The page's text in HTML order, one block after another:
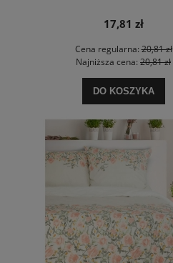
17,81 zł
Cena regularna:20,81 zł
Najniższa cena: 20,81 zł
DO KOSZYKA